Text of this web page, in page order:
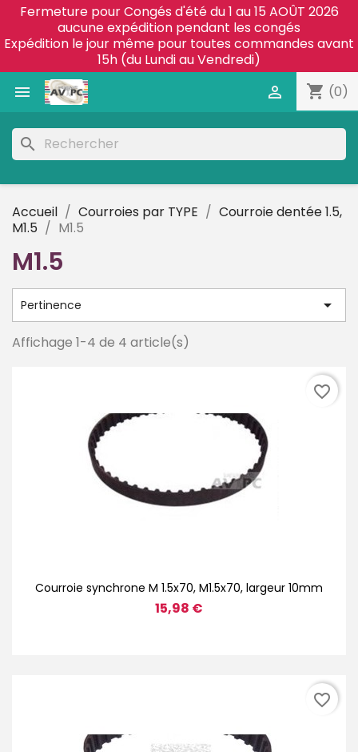
Fermeture pour Congés d'été du 1 au 15 AOÛT 2026
aucune expédition pendant les congés
Expédition le jour même pour toutes commandes avant
15h (du Lundi au Vendredi)
 shopping_cart (0)

search
Accueil Courroies par TYPE
Courroie dentée 1.5,
M1.5
M1.5
M1.5
Pertinence 
Affichage 1-4 de 4 article(s)
Courroie synchrone M 1.5x70, M1.5x70, largeur 10mm
15,98 €
favorite_border
favorite_border